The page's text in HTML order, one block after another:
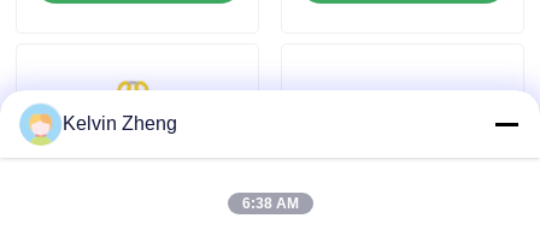
Υποθέσεις
Ζητήστε μια προσφορά
Kelvin Zheng
6:38 AM